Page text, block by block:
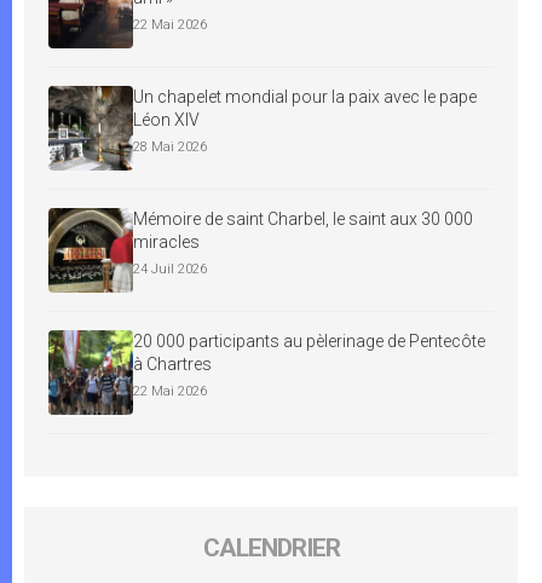
22 Mai 2026
Un chapelet mondial pour la paix avec le pape
Léon XIV
28 Mai 2026
Mémoire de saint Charbel, le saint aux 30 000
miracles
24 Juil 2026
20 000 participants au pèlerinage de Pentecôte
à Chartres
22 Mai 2026
CALENDRIER